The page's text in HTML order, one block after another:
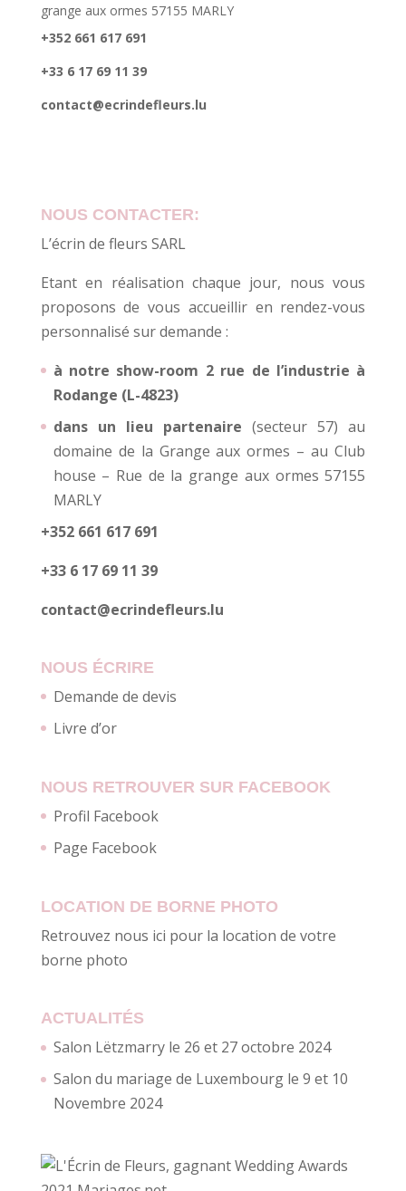
grange aux ormes 57155 MARLY
+352 661 617 691
+33 6 17 69 11 39
contact@ecrindefleurs.lu
NOUS CONTACTER:
L’écrin de fleurs SARL
Etant en réalisation chaque jour, nous vous
proposons de vous accueillir en rendez-vous
personnalisé sur demande :
à notre show-room 2 rue de l’industrie à
Rodange (L-4823)
dans un lieu partenaire (secteur 57) au
domaine de la Grange aux ormes – au Club
house – Rue de la grange aux ormes 57155
MARLY
+352 661 617 691
+33 6 17 69 11 39
contact@ecrindefleurs.lu
NOUS ÉCRIRE
Demande de devis
Livre d’or
NOUS RETROUVER SUR FACEBOOK
Profil Facebook
Page Facebook
LOCATION DE BORNE PHOTO
Retrouvez nous ici pour la location de votre
borne photo
ACTUALITÉS
Salon Lëtzmarry le 26 et 27 octobre 2024
Salon du mariage de Luxembourg le 9 et 10
Novembre 2024